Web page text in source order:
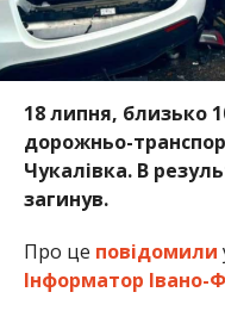
18 липня, близько
дорожньо-
Чукалівка. В
загинув.
Про це повідомили
Інформатор Івано-